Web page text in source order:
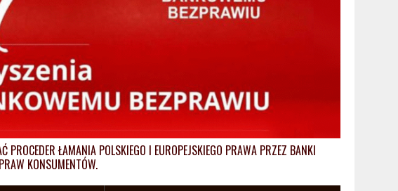
ŁAMANIA POLSKIEGO I EUROPEJSKIEGO PRAWA PRZEZ BANKI
KONSUMENTÓW.